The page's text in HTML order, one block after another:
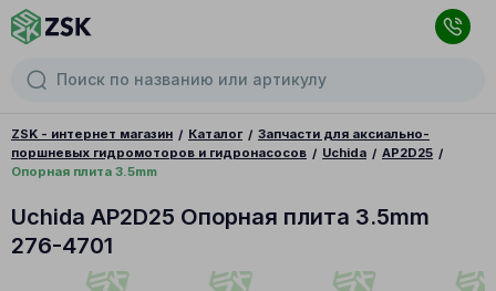
ZSK - интернет магазин Каталог
Запчасти для аксиально-
поршневых гидромоторов и гидронасосов
Uchida
AP2D25
Опорная плита 3.5mm
Uchida AP2D25 Опорная плита 3.5mm
276-4701